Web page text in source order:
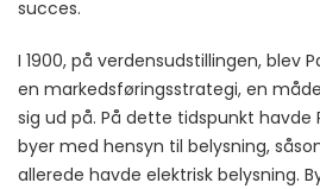
succes.
I 1900, på verdensudstillingen, blev
en markedsføringsstrategi, en
sig ud på. På dette tidspunkt havde
byer med hensyn til belysning,
allerede havde elektrisk belysning.